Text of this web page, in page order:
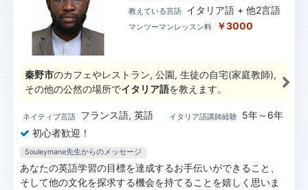
教えている言語 イタリア語 + 他2言語
マンツーマンレッスン料 ￥3000
秦野市のカフェやレストラン, 公園, 生徒の自宅(家庭教師),
その他の公然の場所でイタリア語を教えます。
ネイティブ言語 フランス語, 英語 イタリア語講師経験
5年～6年
初心者歓迎！
Souleymane先生からのメッセージ
あなたの英語学習の目標を達成するお手伝いができること、
そして他の文化を探求する機会を持てることを嬉しく思いま